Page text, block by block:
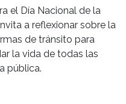
el Día Nacional de la
a reflexionar sobre la
de tránsito para
la vida de todas las
pública.